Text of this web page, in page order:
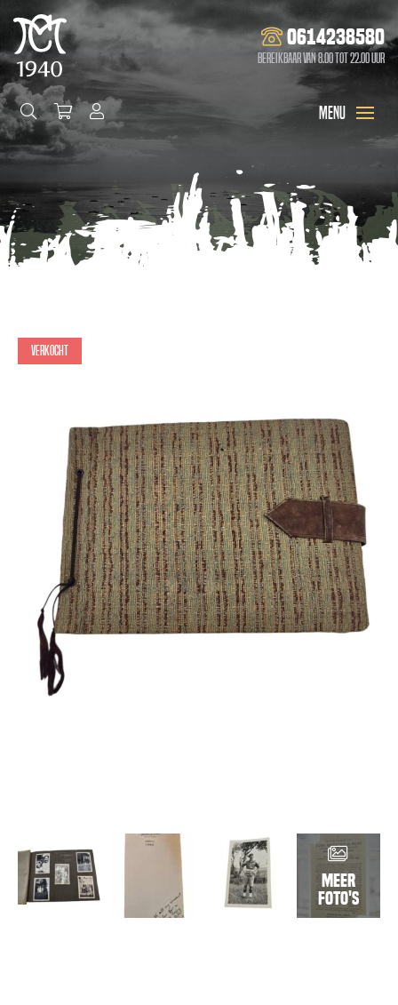
0614238580
Bereikbaar van 8.00 tot 22.00 uur
Verkocht
Meer
foto's